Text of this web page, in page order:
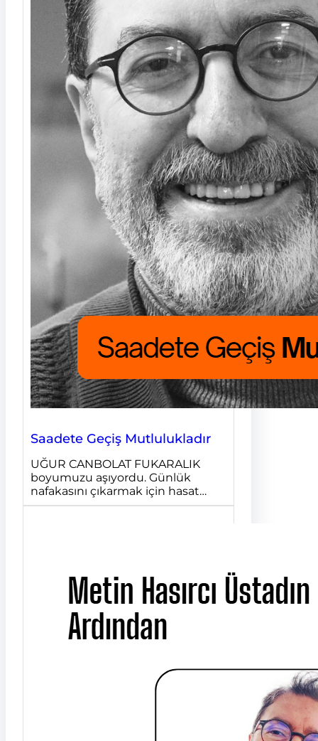
Saadete Geçiş Mutlulukladır
UĞUR CANBOLAT FUKARALIK
boyumuzu aşıyordu. Günlük
nafakasını çıkarmak için hasat…